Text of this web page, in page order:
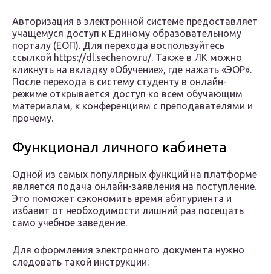
Авторизация в электронной системе предоставляет
учащемуся доступ к Единому образовательному
порталу (ЕОП). Для перехода воспользуйтесь
ссылкой https://dl.sechenov.ru/. Также в ЛК можно
кликнуть на вкладку «Обучение», где нажать «ЭОР».
После перехода в систему студенту в онлайн-
режиме открывается доступ ко всем обучающим
материалам, к конференциям с преподавателями и
прочему.
Функционал личного кабинета
Одной из самых популярных функций на платформе
является подача онлайн-заявления на поступление.
Это поможет сэкономить время абитуриента и
избавит от необходимости лишний раз посещать
само учебное заведение.
Для оформления электронного документа нужно
следовать такой инструкции: